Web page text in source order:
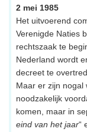
2 mei 1985
Het uitvoerend
Verenigde Naties
rechtszaak te
Nederland wordt
decreet te
Maar er zijn nogal
noodzakelijk
komen, maar in
eind van het jaar“